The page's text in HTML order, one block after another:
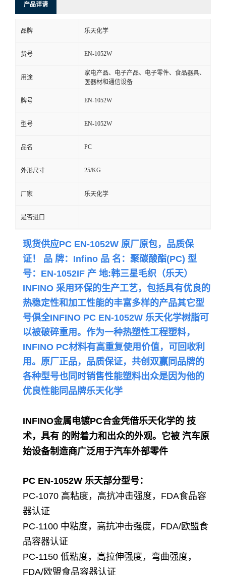
系
言
产品详请
品牌 乐天化学
货号 EN-1052W
用途
家电产品、电子产品、电子零件、食品器具、
医器材和通信设备
牌号 EN-1052W
型号 EN-1052W
品名 PC
外形尺寸 25/KG
厂家 乐天化学
是否进口
现货供应PC EN-1052W 原厂原包，品质保
证！ 品 牌：Infino 品 名：聚碳酸酯(PC) 型
号：EN-1052IF 产 地:韩三星毛织（乐天）
INFINO 采用环保的生产工艺，包括具有优良的
热稳定性和加工性能的丰富多样的产品其它型
号俱全INFINO PC EN-1052W 乐天化学树脂可
以被破碎重用。作为一种热塑性工程塑料，
INFINO PC材料有高重复使用价值，可回收利
用。原厂正品，品质保证，共创双赢 同品牌的
各种型号也同时销售性能塑料出众是因为他的
优良性能同品牌乐天化学
INFINO金属电镀PC合金凭借乐天化学的 技
术，具有 的附着力和出众的外观。它被 汽车原
始设备制造商广泛用于汽车外部零件
PC EN-1052W 乐天部分型号：
PC-1070 高粘度，高抗冲击强度，FDA食品容
器认证
PC-1100 中粘度，高抗冲击强度，FDA/欧盟食
品容器认证
PC-1150 低粘度，高拉伸强度，弯曲强度，
FDA/欧盟食品容器认证